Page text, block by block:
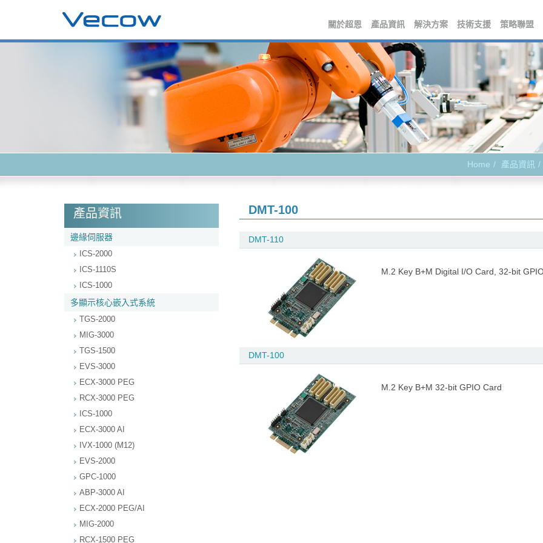
關於超恩 產品資訊 解決方案 技術支援 策略聯盟
Home 產品資訊
產品資訊
邊緣伺服器
ICS-2000
ICS-1110S
ICS-1000
多顯示核心嵌入式系統
TGS-2000
MIG-3000
TGS-1500
EVS-3000
ECX-3000 PEG
RCX-3000 PEG
ICS-1000
ECX-3000 AI
IVX-1000 (M12)
EVS-2000
GPC-1000
ABP-3000 AI
ECX-2000 PEG/AI
MIG-2000
RCX-1500 PEG
DMT-100
DMT-110
M.2 Key B+M Digital I/O Card, 32-bit
DMT-100
M.2 Key B+M 32-bit GPIO Card